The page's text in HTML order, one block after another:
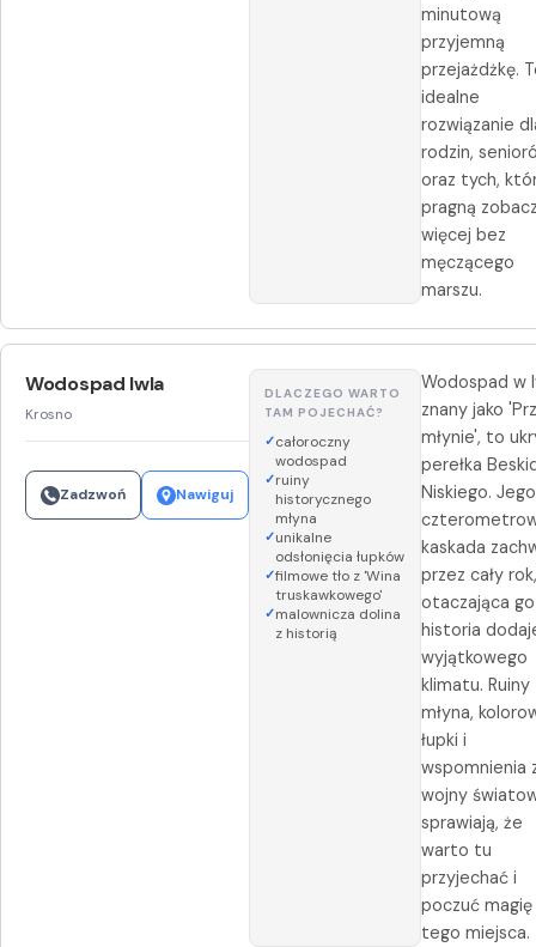
minutową
przyjemną
przejażdżkę.
idealne
rozwiązanie
rodzin,
oraz tych,
pragną
więcej bez
męczącego
marszu.
Wodospad Iwla
Krosno
Zadzwoń Nawiguj
DLACZEGO WARTO
TAM POJECHAĆ?
całoroczny
wodospad
ruiny
historycznego
młyna
unikalne
odsłonięcia łupków
filmowe tło z 'Wina
truskawkowego'
malownicza dolina
z historią
Wodospad w
znany jako
młynie', to
perełka
Niskiego. Jego
kaskada
przez cały
otaczająca go
historia
wyjątkowego
klimatu. Ruiny
młyna,
łupki i
wspomnienia
wojny
sprawiają, że
warto tu
przyjechać i
poczuć magię
tego miejsca.